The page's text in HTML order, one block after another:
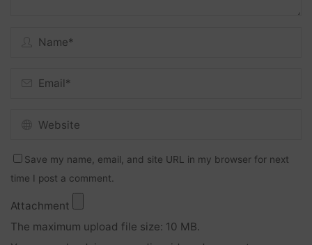
Save my name, email, and site URL in my browser for next
time I post a comment.
Attachment
The maximum upload file size: 10 MB.